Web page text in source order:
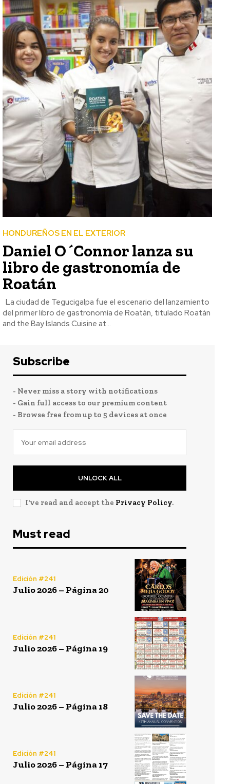
HONDUREÑOS EN EL EXTERIOR
Daniel O´Connor lanza su
libro de gastronomía de
Roatán
del primer libro de gastronomía de Roatán, titulado Roatán
and the Bay Islands Cuisine at...
Subscribe
- Never miss a story with notifications
- Gain full access to our premium content
- Browse free from up to 5 devices at once
UNLOCK ALL
I've read and accept the Privacy Policy.
Must read
Edición #241
Julio 2026 – Página 20
Edición #241
Julio 2026 – Página 19
Edición #241
Julio 2026 – Página 18
Edición #241
Julio 2026 – Página 17